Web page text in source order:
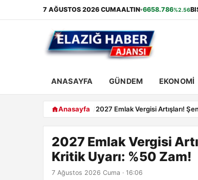
7 AĞUSTOS 2026 CUMAALTIN▾6658.786%2.56
ANASAYFA GÜNDEM EKONOMI
Anasayfa 2027 Emlak Vergisi Artışları!
2027 Emlak Vergisi
Kritik Uyarı: %50 Zam!
7 Ağustos 2026 Cuma · 16:06